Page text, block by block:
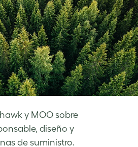
y MOO sobre
diseño y
de suministro.